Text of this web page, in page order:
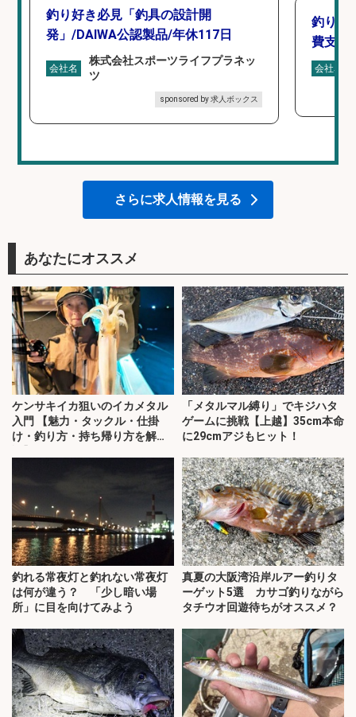
釣り好き必見「釣具の設計開
発」/DAIWA公認製品/年休117日
会社名
株式会社スポーツライフプラネッ
ツ
sponsored by 求人ボックス
釣り具
費支給
会社名
さらに求人情報を見る
あなたにオススメ
ケンサキイカ狙いのイカメタル
入門 【魅力・タックル・仕掛
け・釣り方・持ち帰り方を解
「メタルマル縛り」でキジハタ
ゲームに挑戦【上越】35cm本命
に29cmアジもヒット！
釣れる常夜灯と釣れない常夜灯
は何が違う？ 「少し暗い場
所」に目を向けてみよう
真夏の大阪湾沿岸ルアー釣りタ
ーゲット5選 カサゴ釣りながら
タチウオ回遊待ちがオススメ？